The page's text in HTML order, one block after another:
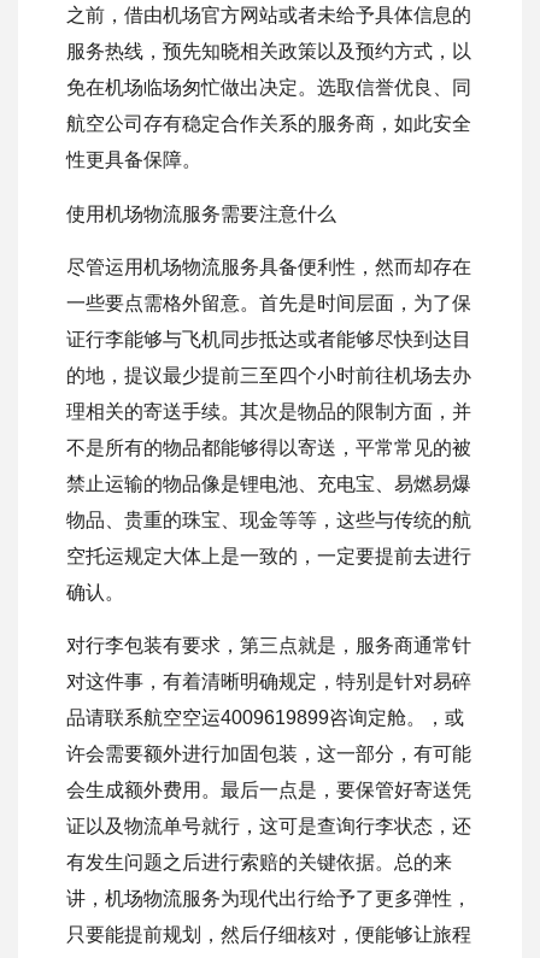
之前，借由机场官方网站或者未给予具体信息的
服务热线，预先知晓相关政策以及预约方式，以
免在机场临场匆忙做出决定。选取信誉优良、同
航空公司存有稳定合作关系的服务商，如此安全
性更具备保障。
使用机场物流服务需要注意什么
尽管运用机场物流服务具备便利性，然而却存在
一些要点需格外留意。首先是时间层面，为了保
证行李能够与飞机同步抵达或者能够尽快到达目
的地，提议最少提前三至四个小时前往机场去办
理相关的寄送手续。其次是物品的限制方面，并
不是所有的物品都能够得以寄送，平常常见的被
禁止运输的物品像是锂电池、充电宝、易燃易爆
物品、贵重的珠宝、现金等等，这些与传统的航
空托运规定大体上是一致的，一定要提前去进行
确认。
对行李包装有要求，第三点就是，服务商通常针
对这件事，有着清晰明确规定，特别是针对易碎
品请联系航空空运4009619899咨询定舱。，或
许会需要额外进行加固包装，这一部分，有可能
会生成额外费用。最后一点是，要保管好寄送凭
证以及物流单号就行，这可是查询行李状态，还
有发生问题之后进行索赔的关键依据。总的来
讲，机场物流服务为现代出行给予了更多弹性，
只要能提前规划，然后仔细核对，便能够让旅程